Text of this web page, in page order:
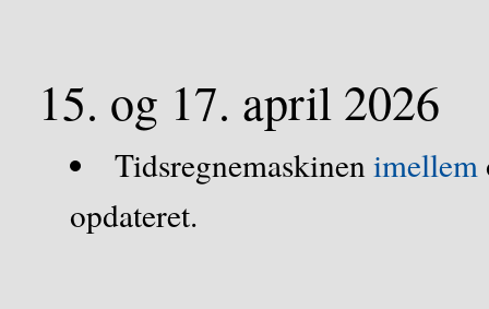
15. og 17. april 2026
Tidsregnemaskinen imellem
opdateret.